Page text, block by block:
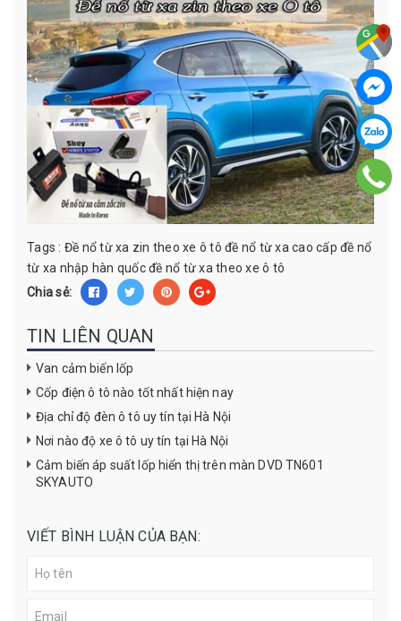
Tags : Đề nổ từ xa zin theo xe ô tô đề nổ từ xa cao cấp đề nổ
từ xa nhập hàn quốc đề nổ từ xa theo xe ô tô
Chia sẻ:
TIN LIÊN QUAN
Van cảm biến lốp
Cốp điện ô tô nào tốt nhất hiện nay
Địa chỉ độ đèn ô tô uy tín tại Hà Nội
Nơi nào độ xe ô tô uy tín tại Hà Nội
Cảm biến áp suất lốp hiển thị trên màn DVD TN601
SKYAUTO
VIẾT BÌNH LUẬN CỦA BẠN: